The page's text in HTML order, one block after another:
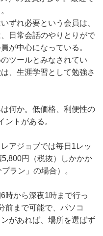
ずれ必要という会員は、
日常会話のやりとりがで
が中心になっている。
ツールとみなされてい
、生涯学習として勉強さ
何か。低価格、利便性の
ントがある。
アジョブでは毎日1レッ
円（税抜）しかかか
ラン」の場合）。
時から深夜1時まで行っ
前まで可能で、パソコ
があれば、場所を選ばず